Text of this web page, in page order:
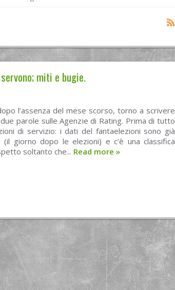
miti e bugie.
l’assenza del mese scorso, torno a scrivere
parole sulle Agenzie di Rating. Prima di tutto
di servizio: i dati del fantaelezioni sono già
giorno dopo le elezioni) e c’è una classifica
soltanto che... Read more »